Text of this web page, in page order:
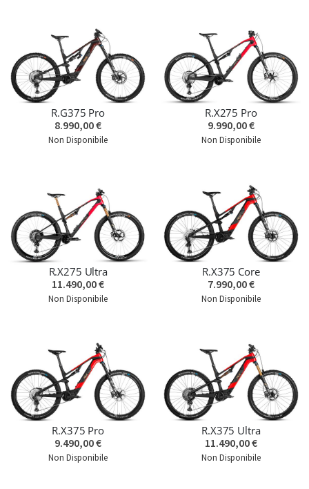
R.G375 Pro
8.990,00 €
Non Disponibile
R.X275 Pro
9.990,00 €
Non Disponibile
R.X275 Ultra
11.490,00 €
Non Disponibile
R.X375 Core
7.990,00 €
Non Disponibile
R.X375 Pro
9.490,00 €
Non Disponibile
R.X375 Ultra
11.490,00 €
Non Disponibile